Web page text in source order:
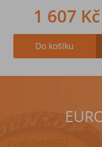
1 607 Kč
Do košíku